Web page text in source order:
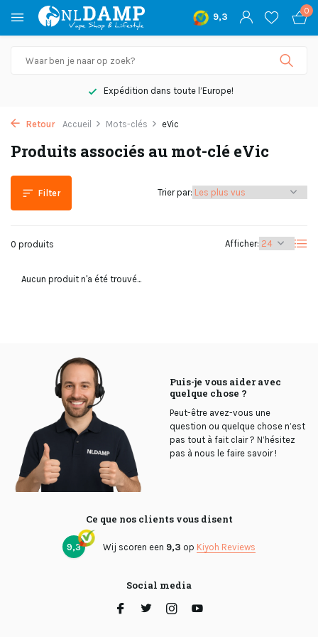
9,3
0
Expédition dans toute l’Europe!
Retour Accueil Mots-clés eVic
Produits associés au mot-clé eVic
Filter
0 produits Afficher:
Trier par:
Aucun produit n'a été trouvé...
Puis-je vous aider avec
quelque chose ?
Peut-être avez-vous une
question ou quelque chose n’est
pas tout à fait clair ? N’hésitez
pas à nous le faire savoir !
Ce que nos clients vous disent
9,3 Wij scoren een 9,3 op Kiyoh Reviews
Social media